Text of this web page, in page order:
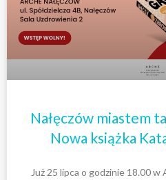
Nałęczów miastem
Nowa książka
Już 25 lipca o godzinie 18.00 w